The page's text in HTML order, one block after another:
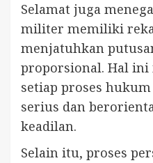
Selamat juga
militer memiliki
menjatuhkan
proporsional. Hal
setiap proses
serius dan
keadilan.
Selain itu, proses